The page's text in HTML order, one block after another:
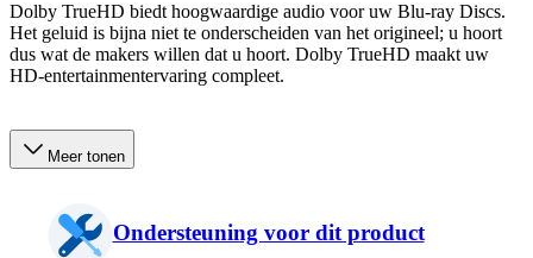
Dolby TrueHD biedt hoogwaardige audio voor uw Blu-ray Discs.
Het geluid is bijna niet te onderscheiden van het origineel; u hoort
dus wat de makers willen dat u hoort. Dolby TrueHD maakt uw
HD-entertainmentervaring compleet.
Meer tonen
Ondersteuning voor dit product